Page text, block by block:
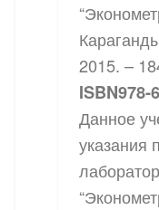
2015. –
ISBN978-
Данное
указания